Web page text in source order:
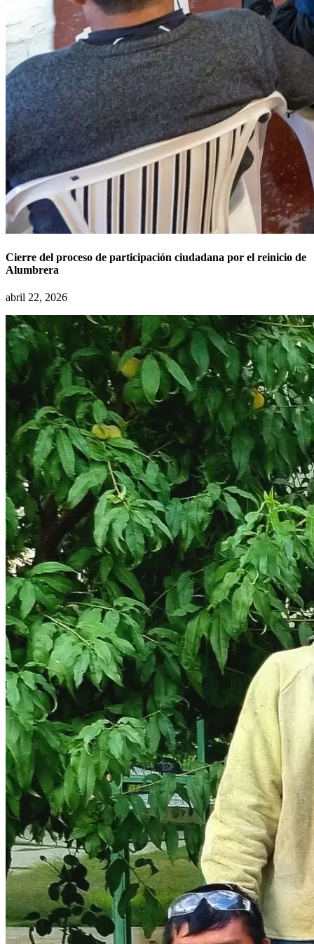
Cierre del proceso de participación ciudadana por el reinicio de
Alumbrera
abril 22, 2026